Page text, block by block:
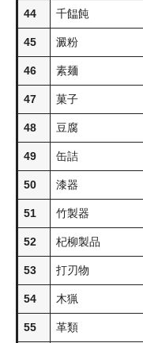
44 千饂飩
45 澱粉
46 素麺
47 菓子
48 豆腐
49 缶詰
50 漆器
51 竹製器
52 杞柳製品
53 打刃物
54 木猟
55 革類